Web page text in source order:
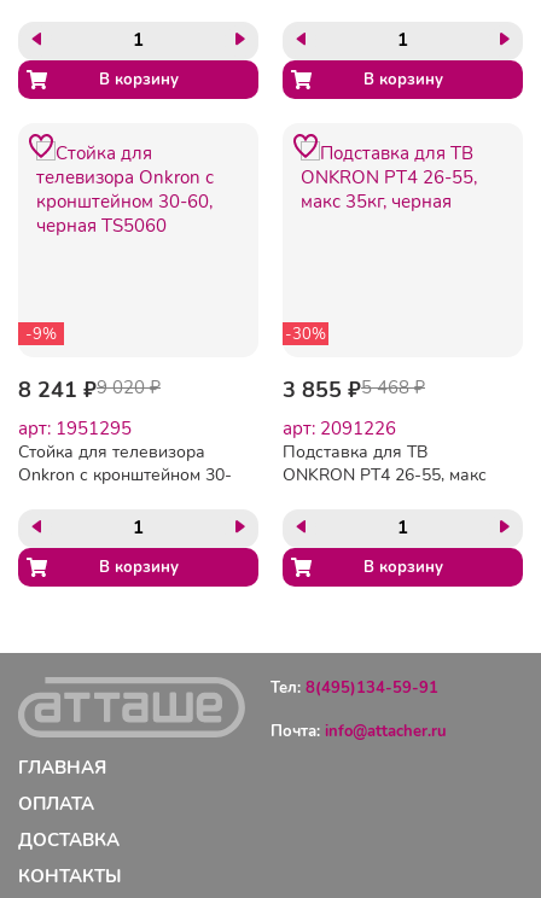
мобильная, черн TS1552
мобильная, черн TS1891
-9%
8 241 ₽9 020 ₽
арт: 1951295
Стойка для телевизора
Onkron с кронштейном 30-
-30%
3 855 ₽5 468 ₽
арт: 2091226
Подставка для ТВ
ONKRON PT4 26-55, макс
Тел: 8(495)134-59-91
Почта: info@attacher.ru
ГЛАВНАЯ
ОПЛАТА
ДОСТАВКА
КОНТАКТЫ